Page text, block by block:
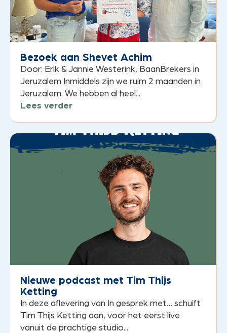
Bezoek aan Shevet Achim
Door: Erik & Jannie Westerink, BaanBrekers in
Jeruzalem Inmiddels zijn we ruim 2 maanden in
Jeruzalem. We hebben al heel...
Lees verder
Nieuwe podcast met Tim Thijs
Ketting
In deze aflevering van In gesprek met… schuift
Tim Thijs Ketting aan, voor het eerst live
vanuit de prachtige studio...